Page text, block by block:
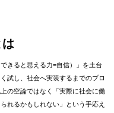
は
きると思える力=自信）」を土台
試し、社会へ実装するまでのプロ
の空論ではなく「実際に社会に働
れるかもしれない」という手応え